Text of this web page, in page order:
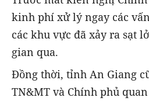
kinh phí xử lý ngay các
các khu vực đã xảy ra sạt
gian qua.
Đồng thời, tỉnh An Giang
TN&MT và Chính phủ